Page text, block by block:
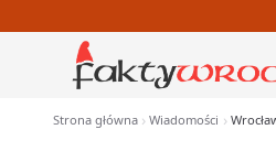
Strona główna Wiadomości